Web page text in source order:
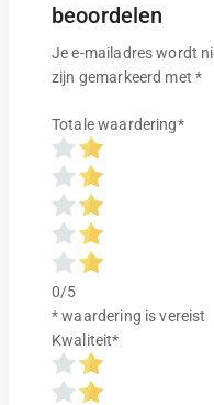
beoordelen
Je e-mailadres wordt
zijn gemarkeerd met*
Totale waardering*
0/5
* waardering is vereist
Kwaliteit*